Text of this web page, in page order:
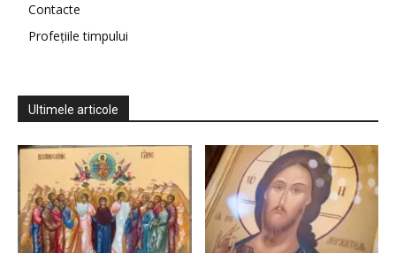
Contacte
Profețiile timpului
Ultimele articole